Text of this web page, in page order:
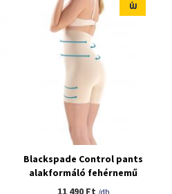
ÚJ
Blackspade Control pants
alakformáló fehérnemű
11 490 Ft /db